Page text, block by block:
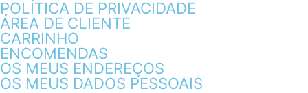
POLÍTICA DE PRIVACIDADE
ÁREA DE CLIENTE
CARRINHO
ENCOMENDAS
OS MEUS ENDEREÇOS
OS MEUS DADOS PESSOAIS